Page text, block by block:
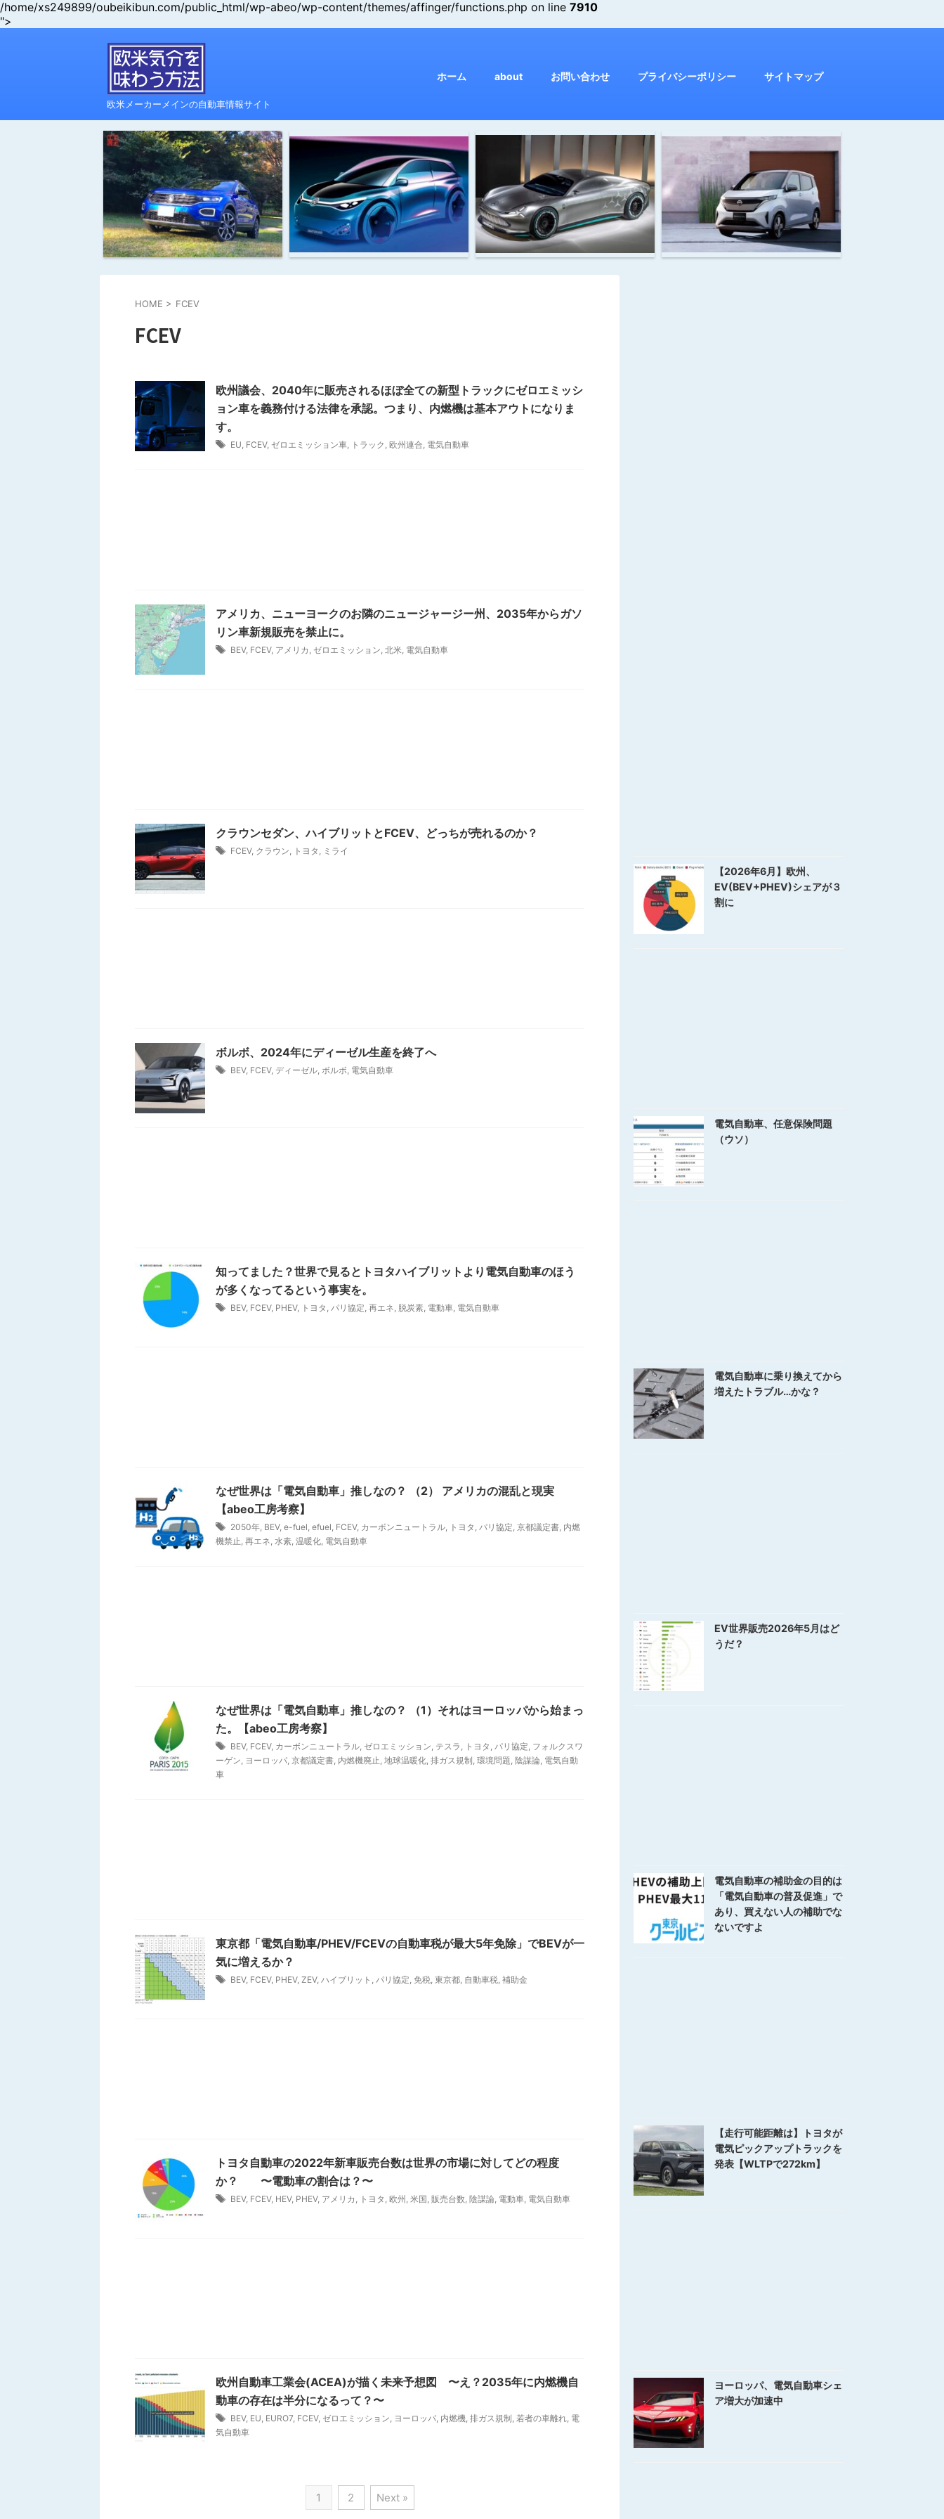
/home/xs249899/oubeikibun.com/public_html/wp-abeo/wp-content/themes/affinger/functions.php on line 7910
">
欧米メーカーメインの自動車情報サイト
ホーム about お問い合わせ プライバシーポリシー サイトマップ
HOME > FCEV
FCEV
欧州議会、2040年に販売されるほぼ全ての新型トラックにゼロエミッシ
ョン車を義務付ける法律を承認。つまり、内燃機は基本アウトになりま
す。
EU, FCEV, ゼロエミッション車, トラック , 欧州連合, 電気自動車
アメリカ、ニューヨークのお隣のニュージャージー州、2035年からガソ
リン車新規販売を禁止に。
BEV, FCEV, アメリカ , ゼロエミッション, 北米, 電気自動車
クラウンセダン、ハイブリットとFCEV、どっちが売れるのか？
FCEV, クラウン, トヨタ , ミライ
ボルボ、2024年にディーゼル生産を終了へ
BEV, FCEV, ディーゼル, ボルボ, 電気自動車
知ってました？世界で見るとトヨタハイブリットより電気自動車のほう
が多くなってるという事実を。
BEV, FCEV, PHEV, トヨタ , パリ協定, 再エネ, 脱炭素, 電動車, 電気自動車
なぜ世界は「電気自動車」推しなの？ （2） アメリカの混乱と現実
【abeo工房考察】
2050年, BEV, e-fuel, efuel, FCEV, カーボンニュートラル, トヨタ , パリ協定, 京都議定書, 内燃
機禁止, 再エネ, 水素, 温暖化, 電気自動車
なぜ世界は「電気自動車」推しなの？ （1）それはヨーロッパから始まっ
た。【abeo工房考察】
BEV, FCEV, カーボンニュートラル, ゼロエミッション, テスラ , トヨタ , パリ協定, フォルクスワ
ーゲン, ヨーロッパ, 京都議定書, 内燃機廃止, 地球温暖化, 排ガス規制, 環境問題, 陰謀論, 電気自動
車
東京都「電気自動車/PHEV/FCEVの自動車税が最大5年免除」でBEVが一
気に増えるか？
BEV, FCEV, PHEV, ZEV, ハイブリット , パリ協定, 免税, 東京都, 自動車税, 補助金
トヨタ自動車の2022年新車販売台数は世界の市場に対してどの程度
か？ 〜電動車の割合は？〜
BEV, FCEV, HEV, PHEV, アメリカ , トヨタ , 欧州 , 米国, 販売台数, 陰謀論, 電動車, 電気自動車
欧州自動車工業会(ACEA)が描く未来予想図 〜え？2035年に内燃機自
動車の存在は半分になるって？〜
BEV, EU, EURO7, FCEV, ゼロエミッション, ヨーロッパ, 内燃機, 排ガス規制, 若者の車離れ, 電
気自動車
1 2 Next »
【2026年6月】欧州、
EV(BEV+PHEV)シェアが３
割に
電気自動車、任意保険問題
（ウソ）
電気自動車に乗り換えてから
増えたトラブル…かな？
EV世界販売2026年5月はど
うだ？
電気自動車の補助金の目的は
「電気自動車の普及促進」で
あり、買えない人の補助でな
ないですよ
【走行可能距離は】トヨタが
電気ピックアップトラックを
発表【WLTPで272km】
ヨーロッパ、電気自動車シェ
ア増大が加速中